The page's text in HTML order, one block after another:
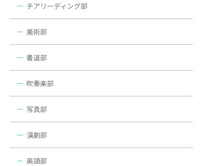
チアリーディング部
美術部
書道部
吹奏楽部
写真部
演劇部
英語部